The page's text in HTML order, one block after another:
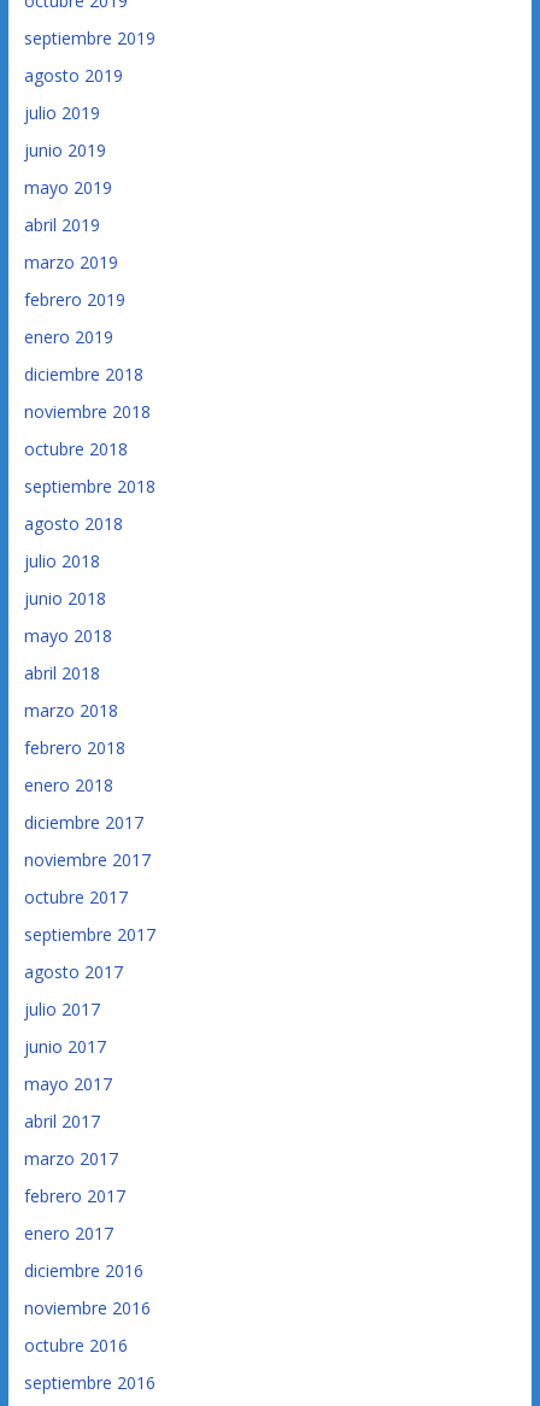
septiembre 2019
agosto 2019
julio 2019
junio 2019
mayo 2019
abril 2019
marzo 2019
febrero 2019
enero 2019
diciembre 2018
noviembre 2018
octubre 2018
septiembre 2018
agosto 2018
julio 2018
junio 2018
mayo 2018
abril 2018
marzo 2018
febrero 2018
enero 2018
diciembre 2017
noviembre 2017
octubre 2017
septiembre 2017
agosto 2017
julio 2017
junio 2017
mayo 2017
abril 2017
marzo 2017
febrero 2017
enero 2017
diciembre 2016
noviembre 2016
octubre 2016
septiembre 2016